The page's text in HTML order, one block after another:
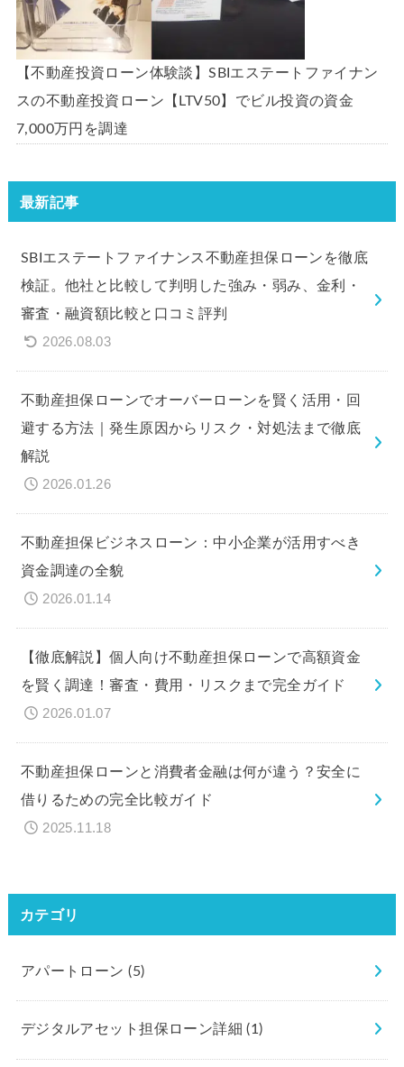
【不動産投資ローン体験談】SBIエステートファイナン
スの不動産投資ローン【LTV50】でビル投資の資金
7,000万円を調達
最新記事
SBIエステートファイナンス不動産担保ローンを徹底
検証。他社と比較して判明した強み・弱み、金利・
審査・融資額比較と口コミ評判
2026.08.03
不動産担保ローンでオーバーローンを賢く活用・回
避する方法｜発生原因からリスク・対処法まで徹底
解説
2026.01.26
不動産担保ビジネスローン：中小企業が活用すべき
資金調達の全貌
2026.01.14
【徹底解説】個人向け不動産担保ローンで高額資金
を賢く調達！審査・費用・リスクまで完全ガイド
2026.01.07
不動産担保ローンと消費者金融は何が違う？安全に
借りるための完全比較ガイド
2025.11.18
カテゴリ
アパートローン(5)
デジタルアセット担保ローン詳細(1)